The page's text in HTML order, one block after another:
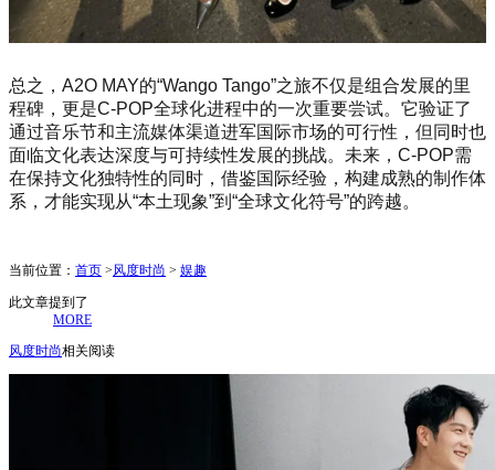
总之，A2O MAY的“Wango Tango”之旅不仅是组合发展的里
程碑，更是C-POP全球化进程中的一次重要尝试。它验证了
通过音乐节和主流媒体渠道进军国际市场的可行性，但同时也
面临文化表达深度与可持续性发展的挑战。未来，C-POP需
在保持文化独特性的同时，借鉴国际经验，构建成熟的制作体
系，才能实现从“本土现象”到“全球文化符号”的跨越。
当前位置： 首页 >风度时尚 > 娱趣
此文章提到了
MORE
风度时尚相关阅读